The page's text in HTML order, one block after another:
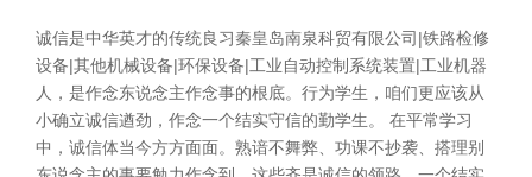
诚信是中华英才的传统良习秦皇岛南泉科贸有限公司|铁路检修
设备|其他机械设备|环保设备|工业自动控制系统装置|工业机器
人，是作念东说念主作念事的根底。行为学生，咱们更应该从
小确立诚信遒劲，作念一个结实守信的勤学生。 在平常学习
中，诚信体当今方方面面。熟谙不舞弊、功课不抄袭、搭理别